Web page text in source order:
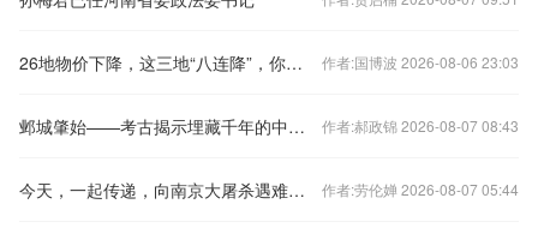
26地物价下降，这三地“八连降”，你家呢？ 作者:国博波 2026-08-06 23:03
邺城肇始——考古揭示埋藏千年的中国都城秘密 作者:郝政锦 2026-08-07 08:43
今天，一起传递，向南京大屠杀遇难同胞致哀！ 作者:劳伦婵 2026-08-07 05:44